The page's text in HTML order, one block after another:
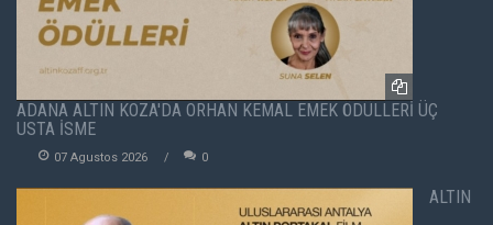
ADANA ALTIN KOZA'DA ORHAN KEMAL EMEK ÖDÜLLERİ ÜÇ
USTA İSME
07 Agustos 2026 0
ALTIN